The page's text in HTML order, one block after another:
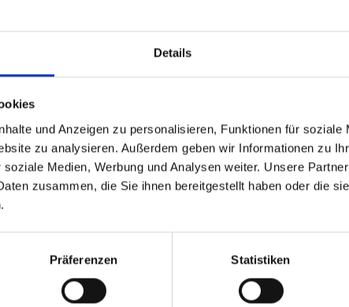
Details
und Anzeigen zu personalisieren, Funktionen für soziale
zu analysieren. Außerdem geben wir Informationen zu
Medien, Werbung und Analysen weiter. Unsere
zusammen, die Sie ihnen bereitgestellt haben oder die
Präferenzen Statistiken
in Nürnberg
Klärung baurechtlicher Fragen bei
Immobilienverkauf